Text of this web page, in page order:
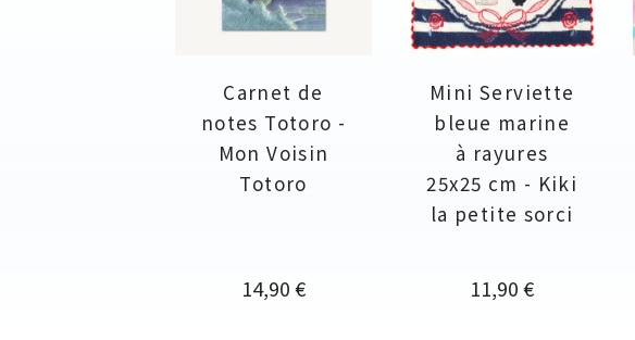
Carnet de
notes Totoro -
Mon Voisin
Totoro
Prix
14,90 €
Mini Serviette
bleue marine
à rayures
25x25 cm - Kiki
la petite sorci
Prix
11,90 €